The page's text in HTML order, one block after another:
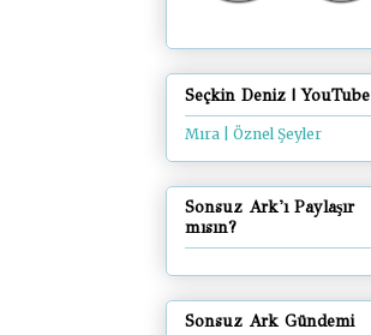
Seçkin Deniz | YouTube
Mıra | Öznel Şeyler
Sonsuz Ark'ı Paylaşır
mısın?
Sonsuz Ark Gündemi